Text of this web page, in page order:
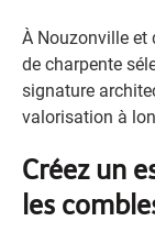
À Nouzonville et
de charpente
signature
valorisation à
Créez un
les